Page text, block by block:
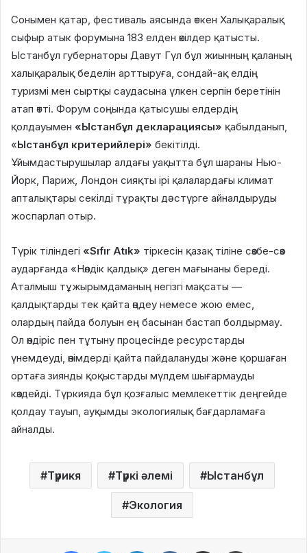
Сонымен қатар, фестиваль аясында өткен Халықаралық
сыфыр атык форумына 183 елден өкілдер қатысты.
Ыстанбұл губернаторы Давут Гүл бұл жиынның қаланың
халықаралық беделін арттыруға, сондай-ақ елдің
туризмі мен сыртқы саудасына үлкен серпін беретінін
атап өтті. Форум соңында қатысушы елдердің
қолдауымен «Ыстанбұл декларациясы» қабылданып,
«Ыстанбұл критерийлері» бекітілді.
Ұйымдастырушылар алдағы уақытта бұл шараны Нью-
Йорк, Париж, Лондон сияқты ірі қалалардағы климат
апталықтары секілді тұрақты дәстүрге айналдыруды
жоспарлап отыр.
Түрік тіліндегі «Sıfır Atık» тіркесін қазақ тіліне сөзбе-сөз
аударғанда «Нөлдік қалдық» деген мағынаны береді.
Аталмыш тұжырымдаманың негізгі мақсаты —
қалдықтарды тек қайта өңдеу немесе жою емес,
олардың пайда болуын ең басынан бастап болдырмау.
Ол өндіріс пен тұтыну процесінде ресурстарды
үнемдеуді, өнімдерді қайта пайдалануды және қоршаған
ортаға зиянды қоқыстарды мүлдем шығармауды
көздейді. Түркияда бұл қозғалыс мемлекеттік деңгейде
қолдау тауып, ауқымды экологиялық бағдарламаға
айналды.
Түрикя Түркі әлемі Ыстанбұл
Экология